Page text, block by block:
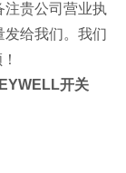
贵公司营业执
发给我们。我们
开关